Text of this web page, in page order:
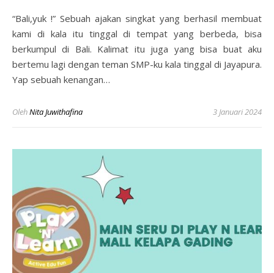
“Bali,yuk !” Sebuah ajakan singkat yang berhasil membuat
kami di kala itu tinggal di tempat yang berbeda, bisa
berkumpul di Bali. Kalimat itu juga yang bisa buat aku
bertemu lagi dengan teman SMP-ku kala tinggal di Jayapura.
Yap sebuah kenangan…
OlehNita Juwithafina 3 Januari 2024